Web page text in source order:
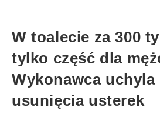
W toalecie za 300
tylko część dla
Wykonawca uchyla
usunięcia usterek